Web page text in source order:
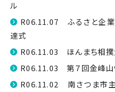
ル
R06.11.07 ふるさと企
達式
R06.11.03 ほんまち相
R06.11.03 第７回金峰山
R06.11.02 南さつま市